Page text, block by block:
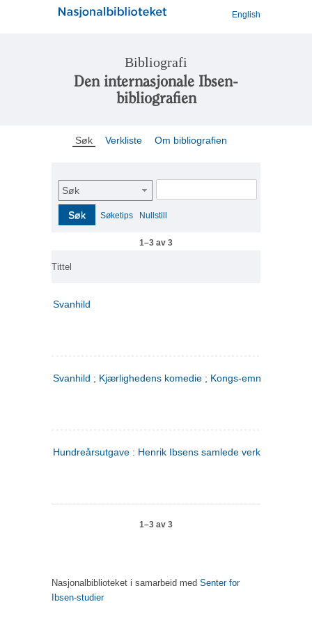
English
Bibliografi
Den internasjonale Ibsen-
bibliografien
Søk Verkliste Om bibliografien
Søk
Søk Søketips Nullstill
1–3 av 3
Tittel
Svanhild
Svanhild ; Kjærlighedens komedie ; Kongs-emnerne
Hundreårsutgave : Henrik Ibsens samlede verker. 4
1–3 av 3
Nasjonalbiblioteket i samarbeid med Senter for
Ibsen-studier